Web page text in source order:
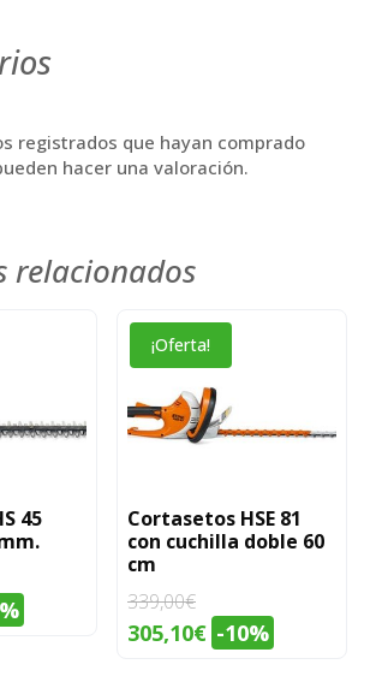
registrados que hayan comprado
hacer una valoración.
relacionados
45
¡Oferta!
Cortasetos HSE 81
con cuchilla doble 60
cm
339,00€
El
305,10€El-10%